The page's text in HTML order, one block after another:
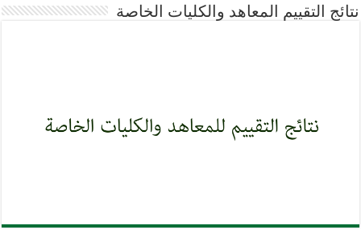
نتائج التقييم المعاهد والكليات الخاصة